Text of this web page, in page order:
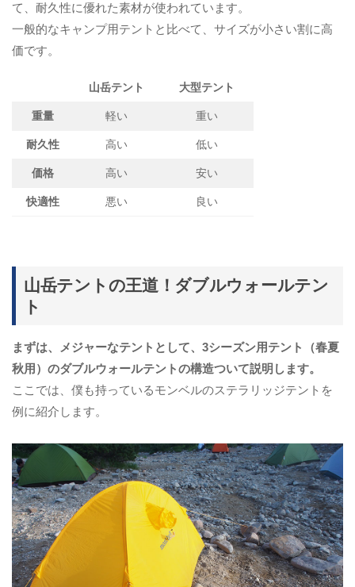
て、耐久性に優れた素材が使われています。
一般的なキャンプ用テントと比べて、サイズが小さい割に高
価です。
山岳テント 大型テント
重量 軽い 重い
耐久性 高い 低い
価格 高い 安い
快適性 悪い 良い
山岳テントの王道！ダブルウォールテン
ト
まずは、メジャーなテントとして、3シーズン用テント（春夏
秋用）のダブルウォールテントの構造ついて説明します。
ここでは、僕も持っているモンベルのステラリッジテントを
例に紹介します。